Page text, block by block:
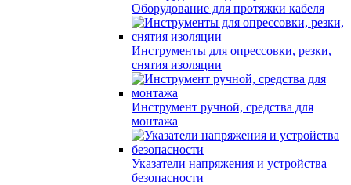
Оборудование для протяжки кабеля
Инструменты для опрессовки, резки,
снятия изоляции
Инструмент ручной, средства для
монтажа
Указатели напряжения и устройства
безопасности